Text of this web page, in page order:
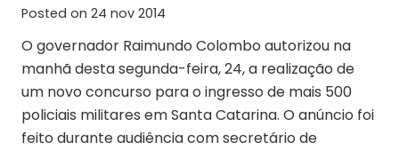
Posted on 24 nov 2014
O governador Raimundo Colombo autorizou na
manhã desta segunda-feira, 24, a realização de
um novo concurso para o ingresso de mais 500
policiais militares em Santa Catarina. O anúncio foi
feito durante audiência com secretário de